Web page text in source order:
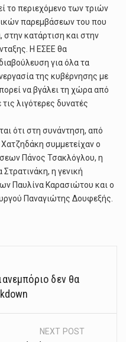
το περιεχόμενο των τριών
παρεμβάσεων του που
κατάρτιση και στην
Η ΕΣΕΕ θα
για όλα τα
της κυβέρνησης με
να βγάλει τη χώρα από
λιγότερες δυνατές
ότι στη συνάντηση, από
συμμετείχαν ο
Πάνος Τσακλόγλου, η
η γενική
Παυλίνα Καρασιώτου και ο
Παναγιώτης Δουφεξής.
δεν θα
NEXT POST